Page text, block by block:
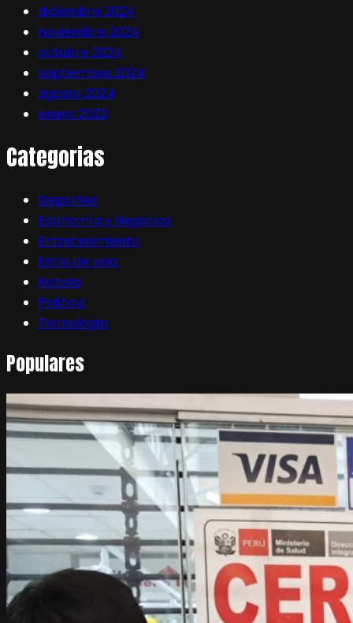
diciembre 2024
noviembre 2024
octubre 2024
septiembre 2024
agosto 2024
enero 2023
Categorias
Deportes
Economía y Negocios
Entretenimiento
Estilo de vida
Noticia
Política
Tecnología
Populares